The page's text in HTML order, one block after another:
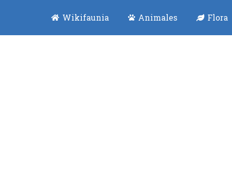
Wikifaunia Animales Flora